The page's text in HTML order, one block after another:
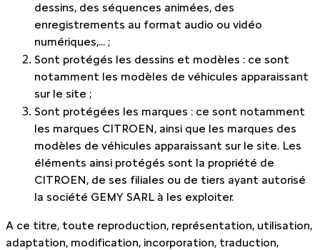
dessins, des séquences animées, des
enregistrements au format audio ou vidéo
numériques,... ;
Sont protégés les dessins et modèles : ce sont
notamment les modèles de véhicules apparaissant
sur le site ;
Sont protégées les marques : ce sont notamment
les marques CITROEN, ainsi que les marques des
modèles de véhicules apparaissant sur le site. Les
éléments ainsi protégés sont la propriété de
CITROEN, de ses filiales ou de tiers ayant autorisé
la société GEMY SARL à les exploiter.
A ce titre, toute reproduction, représentation, utilisation,
adaptation, modification, incorporation, traduction,